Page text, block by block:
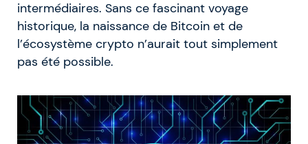
intermédiaires. Sans ce fascinant voyage
historique, la naissance de Bitcoin et de
l’écosystème crypto n’aurait tout simplement
pas été possible.